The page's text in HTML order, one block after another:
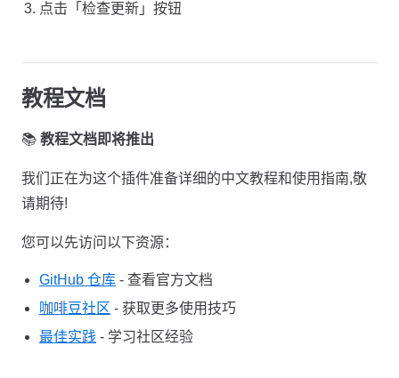
点击「检查更新」按钮
教程文档
📚 教程文档即将推出
我们正在为这个插件准备详细的中文教程和使用指南,敬
请期待!
您可以先访问以下资源：
GitHub 仓库 - 查看官方文档
咖啡豆社区 - 获取更多使用技巧
最佳实践 - 学习社区经验